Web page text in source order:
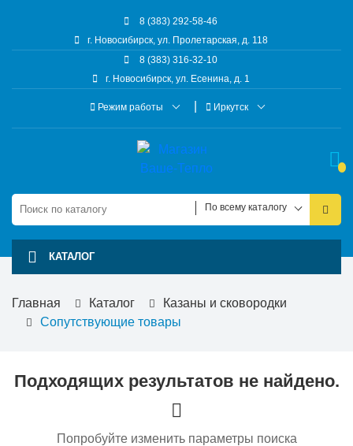
8 (383) 292-58-46
г. Новосибирск, ул. Пролетарская, д. 118
8 (383) 316-32-10
г. Новосибирск, ул. Есенина, д. 1
Режим работы Иркутск
По всему каталогу
КАТАЛОГ
Главная Каталог
Казаны и сковородки
Сопутствующие товары
Подходящих результатов не найдено.
Попробуйте изменить параметры поиска